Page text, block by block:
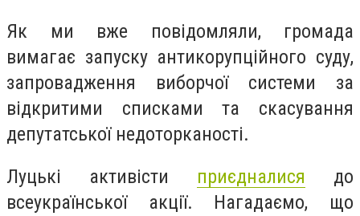
Як ми вже повідомляли, громада
вимагає запуску антикорупційного суду,
запровадження виборчої системи за
відкритими списками та скасування
депутатської недоторканості.
Луцькі активісти приєдналися до
всеукраїнської акції. Нагадаємо, що